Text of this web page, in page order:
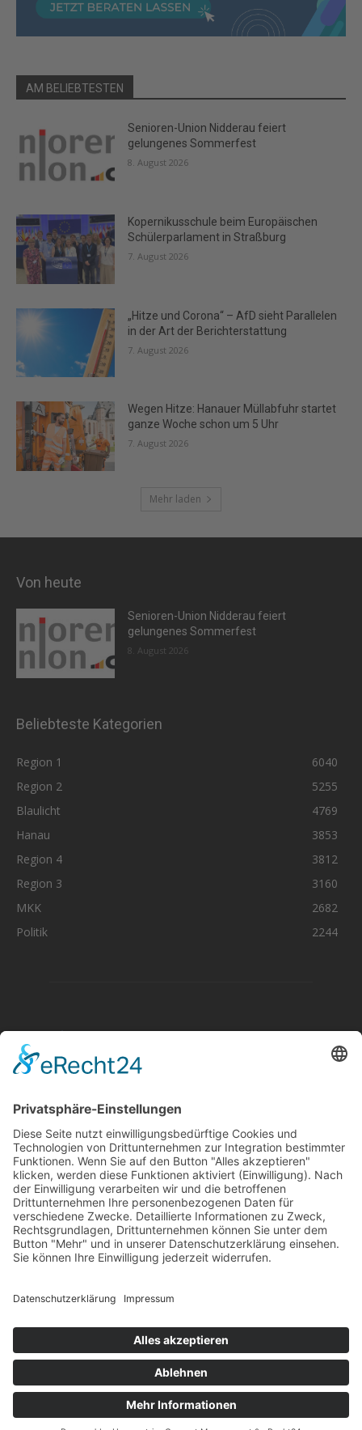
AM BELIEBTESTEN
Senioren-Union Nidderau feiert
gelungenes Sommerfest
8. August 2026
Kopernikusschule beim Europäischen
Schülerparlament in Straßburg
7. August 2026
„Hitze und Corona“ – AfD sieht Parallelen
in der Art der Berichterstattung
7. August 2026
Wegen Hitze: Hanauer Müllabfuhr startet
ganze Woche schon um 5 Uhr
7. August 2026
Mehr laden
Von heute
Senioren-Union Nidderau feiert
gelungenes Sommerfest
8. August 2026
Beliebteste Kategorien
Region 1
6040
Region 2
5255
Blaulicht
4769
Hanau
3853
Region 4
3812
Region 3
3160
MKK
2682
Politik
2244
Aktuelle Nachrichten aus dem MKK-Kreis.
Kontaktiere uns:team@mkk-echo.de
JetztBericht einreichen
Folge uns auf SocialMedia
© All rights reserved Main-Kinzig Echo